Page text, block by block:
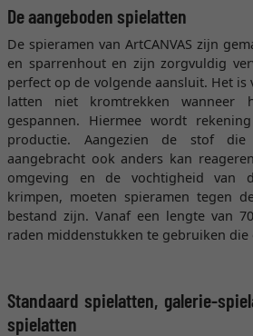
De aangeboden spielatten
De spieramen van ArtCANVAS zijn
en sparrenhout en zijn zorgvuldig
perfect op de volgende aansluit. Het
latten niet kromtrekken wanneer
gespannen. Hiermee wordt
productie. Aangezien de stof
aangebracht ook anders kan
omgeving en de vochtigheid van
krimpen, moeten spieramen tegen
bestand zijn. Vanaf een lengte van
raden middenstukken te gebruiken die
Standaard spielatten, galerie-
spielatten